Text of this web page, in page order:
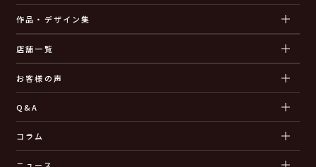
作品・デザイン集
店舗一覧
お客様の声
Q&A
コラム